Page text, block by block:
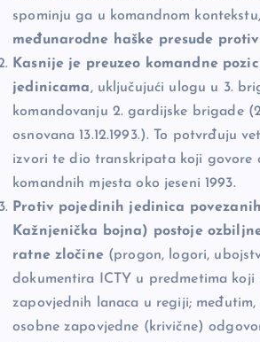
spominju ga u komandnom
međunarodne haške presude
Kasnije je preuzeo komandne
jedinicama, uključujući ulogu u 3.
komandovanju 2. gardijske brigade
osnovana 13.12.1993.). To potvrđuju
izvori te dio transkripata koji govore
komandnih mjesta oko jeseni 1993.
Protiv pojedinih jedinica
Kažnjenička bojna) postoje
ratne zločine(progon, logori,
dokumentira ICTY u predmetima koji
zapovjednih lanaca u regiji;
osobne zapovjedne (krivične)